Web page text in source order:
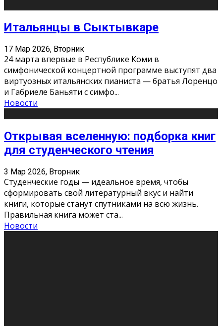
Итальянцы в Сыктывкаре
17 Мар 2026, Вторник
24 марта впервые в Республике Коми в
симфонической концертной программе выступят два
виртуозных итальянских пианиста — братья Лоренцо
и Габриеле Баньяти с симфо...
Новости
Открывая вселенную: подборка книг
для студенческого чтения
3 Мар 2026, Вторник
Студенческие годы — идеальное время, чтобы
сформировать свой литературный вкус и найти
книги, которые станут спутниками на всю жизнь.
Правильная книга может ста...
Новости